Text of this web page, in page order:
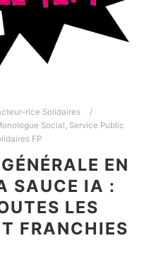
rice Solidaires
Social, Service Public
FP
EN
SAUCE IA :
LES
FRANCHIES